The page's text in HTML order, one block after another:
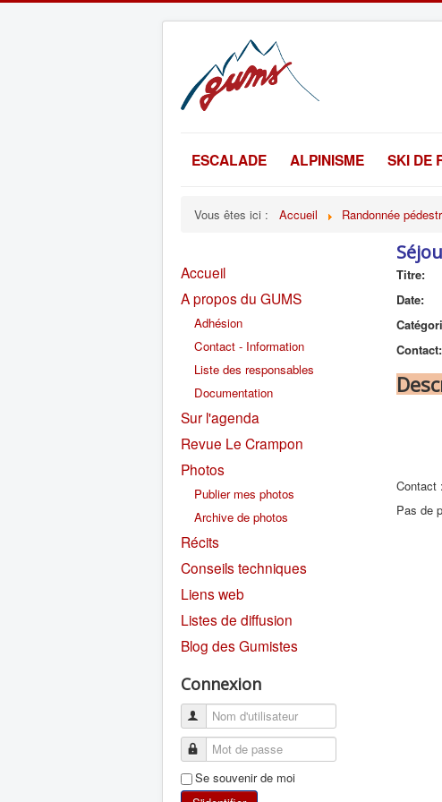
ESCALADE ALPINISME SKI DE
Vous êtes ici : Accueil Randonnée
Accueil
A propos du GUMS
Adhésion
Contact - Information
Liste des responsables
Documentation
Sur l'agenda
Revue Le Crampon
Photos
Publier mes photos
Archive de photos
Récits
Conseils techniques
Liens web
Listes de diffusion
Blog des Gumistes
Connexion
Se souvenir de moi
Titre:
Date:
Contact:
Contact
Pas de